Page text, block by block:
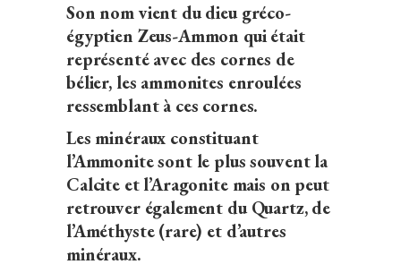
Son nom vient du dieu gréco-
égyptien Zeus-Ammon qui était
représenté avec des cornes de
bélier, les ammonites enroulées
ressemblant à ces cornes.
Les minéraux constituant
l’Ammonite sont le plus souvent la
Calcite et l’Aragonite mais on peut
retrouver également du Quartz, de
l’Améthyste (rare) et d’autres
minéraux.